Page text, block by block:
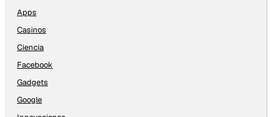
Apps
Casinos
Ciencia
Facebook
Gadgets
Google